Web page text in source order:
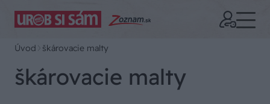
Úvod škárovacie malty
škárovacie malty